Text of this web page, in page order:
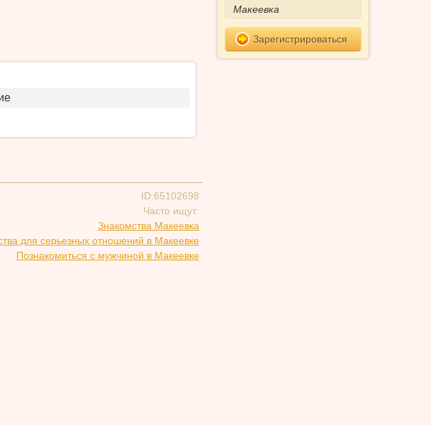
ID:65102698
Часто ищут:
Знакомства Макеевка
для серьезных отношений в Макеевке
Познакомиться с мужчиной в Макеевке
Зарегистрироваться